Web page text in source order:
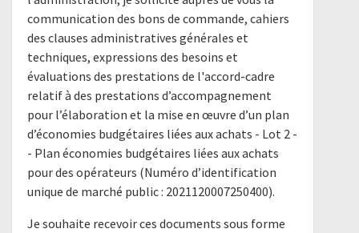
communication des bons de commande, cahiers
des clauses administratives générales et
techniques, expressions des besoins et
évaluations des prestations de l'accord-cadre
relatif à des prestations d’accompagnement
pour l’élaboration et la mise en œuvre d’un plan
d’économies budgétaires liées aux achats - Lot 2 -
- Plan économies budgétaires liées aux achats
pour des opérateurs (Numéro d’identification
unique de marché public : 2021120007250400).
Je souhaite recevoir ces documents sous forme